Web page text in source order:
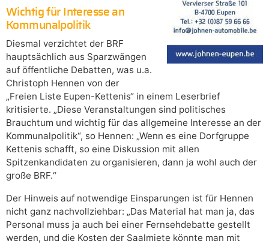
Wichtig für Interesse an
Kommunalpolitik
Diesmal verzichtet der BRF
hauptsächlich aus Sparzwängen
auf öffentliche Debatten, was u.a.
Christoph Hennen von der
„Freien Liste Eupen-Kettenis“ in einem Leserbrief
kritisierte. „Diese Veranstaltungen sind politisches
Brauchtum und wichtig für das allgemeine Interesse an der
Kommunalpolitik“, so Hennen: „Wenn es eine Dorfgruppe
Kettenis schafft, so eine Diskussion mit allen
Spitzenkandidaten zu organisieren, dann ja wohl auch der
große BRF.“
Der Hinweis auf notwendige Einsparungen ist für Hennen
nicht ganz nachvollziehbar: „Das Material hat man ja, das
Personal muss ja auch bei einer Fernsehdebatte gestellt
werden, und die Kosten der Saalmiete könnte man mit